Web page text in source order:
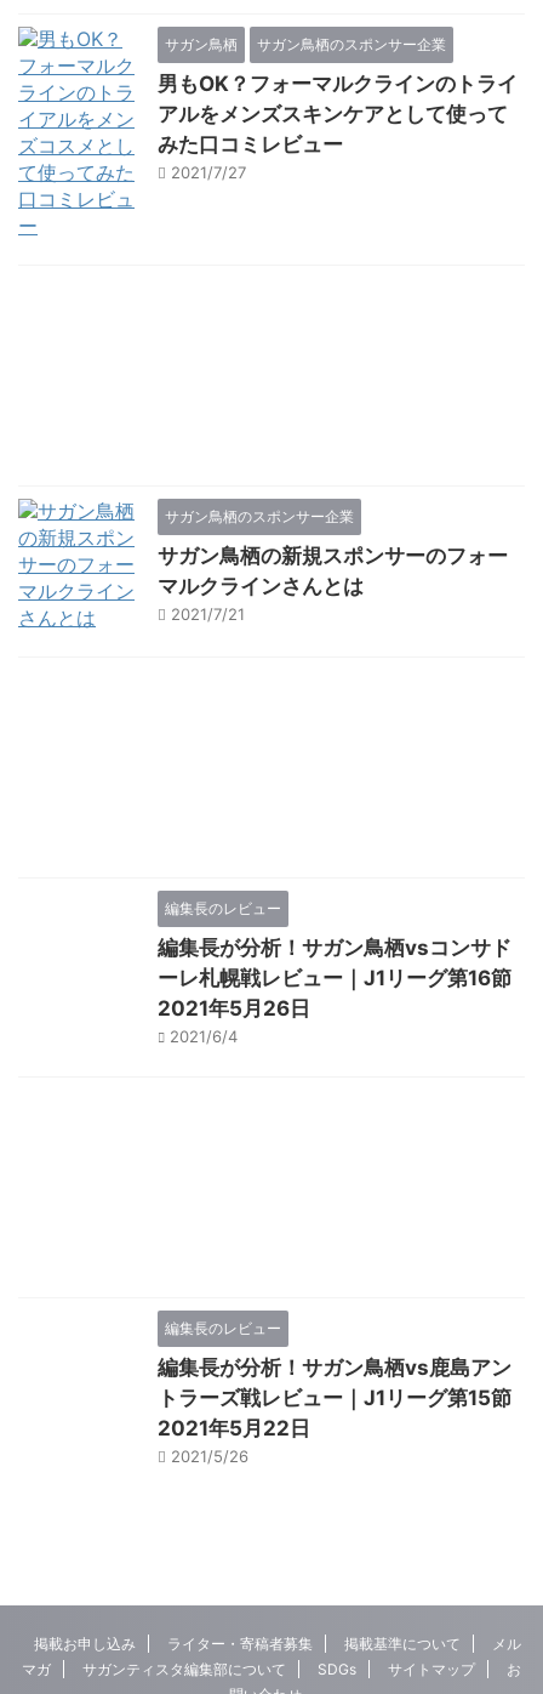
サガン鳥栖 サガン鳥栖のスポンサー企業
男もOK？フォーマルクラインのトライ
アルをメンズスキンケアとして使って
みた口コミレビュー
2021/7/27
サガン鳥栖のスポンサー企業
サガン鳥栖の新規スポンサーのフォー
マルクラインさんとは
2021/7/21
編集長のレビュー
編集長が分析！サガン鳥栖vsコンサド
ーレ札幌戦レビュー｜J1リーグ第16節
2021年5月26日
2021/6/4
編集長のレビュー
編集長が分析！サガン鳥栖vs鹿島アン
トラーズ戦レビュー｜J1リーグ第15節
2021年5月22日
2021/5/26
掲載お申し込み ライター・寄稿者募集 掲載基準について
メル
マガ
サガンティスタ編集部について SDGs サイトマップ
お